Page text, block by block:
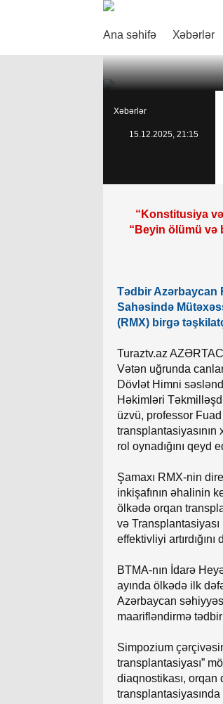
Ana səhifə Xəbərlər
Xəbərlər
15.12.2025, 21:15
“Konstitusiya
“Beyin ölümü və
Tədbir Azərbaycan
Sahəsində
(RMX) birgə
Turaztv.az
Vətən uğrunda
Dövlət Himni
Həkimləri
üzvü, professor
rol oynadığını qeyd
Şamaxı RMX-nin
inkişafının əhalinin
ölkədə orqan
və
effektivliyi artırdığını
BTMA-nın İdarə
ayında ölkədə ilk
Azərbaycan
maarifləndirmə
Simpozium
transplantasiyası”
diaqnostikası,